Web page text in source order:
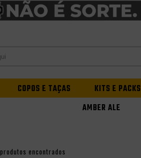
COPOS E TAÇAS KITS E PACKS
AMBER ALE
produtos encontrados